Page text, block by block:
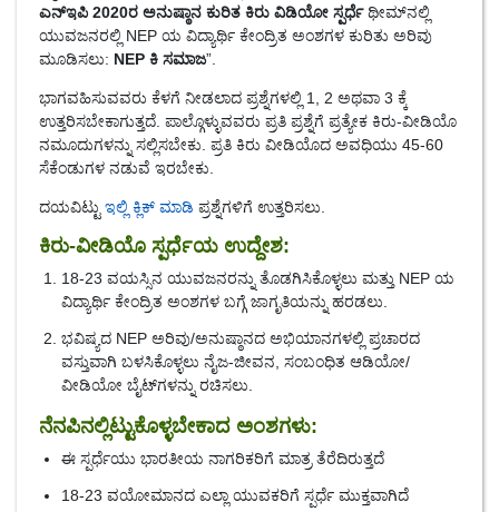
ಎನ್ಇಪಿ 2020ರ ಅನುಷ್ಠಾನ ಕುರಿತ ಕಿರು ವಿಡಿಯೋ ಸ್ಪರ್ಧೆಥೀಮ್‌ನಲ್ಲಿ
ಯುವಜನರಲ್ಲಿ NEP ಯ ವಿದ್ಯಾರ್ಥಿ ಕೇಂದ್ರಿತ ಅಂಶಗಳ ಕುರಿತು ಅರಿವು
ಮೂಡಿಸಲು: NEP ಕಿ ಸಮಾಜ”.
ಭಾಗವಹಿಸುವವರು ಕೆಳಗೆ ನೀಡಲಾದ ಪ್ರಶ್ನೆಗಳಲ್ಲಿ 1, 2 ಅಥವಾ 3 ಕ್ಕೆ
ಉತ್ತರಿಸಬೇಕಾಗುತ್ತದೆ. ಪಾಲ್ಗೊಳ್ಳುವವರು ಪ್ರತಿ ಪ್ರಶ್ನೆಗೆ ಪ್ರತ್ಯೇಕ ಕಿರು-ವೀಡಿಯೊ
ನಮೂದುಗಳನ್ನು ಸಲ್ಲಿಸಬೇಕು. ಪ್ರತಿ ಕಿರು ವೀಡಿಯೊದ ಅವಧಿಯು 45-60
ಸೆಕೆಂಡುಗಳ ನಡುವೆ ಇರಬೇಕು.
ದಯವಿಟ್ಟು ಇಲ್ಲಿ ಕ್ಲಿಕ್ ಮಾಡಿ ಪ್ರಶ್ನೆಗಳಿಗೆ ಉತ್ತರಿಸಲು.
ಕಿರು-ವೀಡಿಯೊ ಸ್ಪರ್ಧೆಯ ಉದ್ದೇಶ:
18-23 ವಯಸ್ಸಿನ ಯುವಜನರನ್ನು ತೊಡಗಿಸಿಕೊಳ್ಳಲು ಮತ್ತು NEP ಯ
ವಿದ್ಯಾರ್ಥಿ ಕೇಂದ್ರಿತ ಅಂಶಗಳ ಬಗ್ಗೆ ಜಾಗೃತಿಯನ್ನು ಹರಡಲು.
ಭವಿಷ್ಯದ NEP ಅರಿವು/ಅನುಷ್ಠಾನದ ಅಭಿಯಾನಗಳಲ್ಲಿ ಪ್ರಚಾರದ
ವಸ್ತುವಾಗಿ ಬಳಸಿಕೊಳ್ಳಲು ನೈಜ-ಜೀವನ, ಸಂಬಂಧಿತ ಆಡಿಯೋ/
ವೀಡಿಯೋ ಬೈಟ್‌ಗಳನ್ನು ರಚಿಸಲು.
ನೆನಪಿನಲ್ಲಿಟ್ಟುಕೊಳ್ಳಬೇಕಾದ ಅಂಶಗಳು:
ಈ ಸ್ಪರ್ಧೆಯು ಭಾರತೀಯ ನಾಗರಿಕರಿಗೆ ಮಾತ್ರ ತೆರೆದಿರುತ್ತದೆ
18-23 ವಯೋಮಾನದ ಎಲ್ಲಾ ಯುವಕರಿಗೆ ಸ್ಪರ್ಧೆ ಮುಕ್ತವಾಗಿದೆ